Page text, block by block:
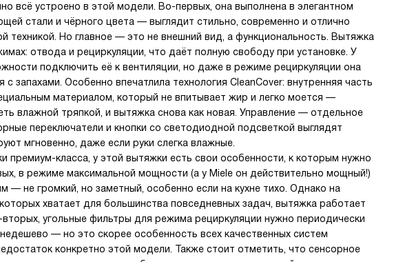
всё устроено в этой модели. Во-первых, она выполнена в элегантном
стали и чёрного цвета — выглядит стильно, современно и отлично
техникой. Но главное — это не внешний вид, а функциональность. Вытяжка
отвода и рециркуляции, что даёт полную свободу при установке. У
подключить её к вентиляции, но даже в режиме рециркуляции она
с запахами. Особенно впечатлила технология CleanCover: внутренняя часть
материалом, который не впитывает жир и легко моется —
влажной тряпкой, и вытяжка снова как новая. Управление — отдельное
переключатели и кнопки со светодиодной подсветкой выглядят
мгновенно, даже если руки слегка влажные.
премиум-класса, у этой вытяжки есть свои особенности, к которым нужно
в режиме максимальной мощности (а у Miele он действительно мощный!)
— не громкий, но заметный, особенно если на кухне тихо. Однако на
хватает для большинства повседневных задач, вытяжка работает
угольные фильтры для режима рециркуляции нужно периодически
— но это скорее особенность всех качественных систем
конкретно этой модели. Также стоит отметить, что сенсорное